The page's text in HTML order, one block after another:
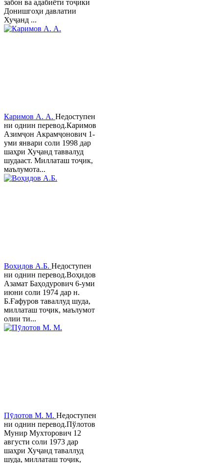
забон ва адабиёти тоҷики
Донишгоҳи давлатии
Хуҷанд ...
Каримов А. А. Недоступен
ни однин перевод.Каримов
Азимҷон Акрамҷонович 1-
уми январи соли 1998 дар
шаҳри Хуҷанд таввалуд
шудааст. Миллаташ тоҷик,
маълумота...
Воҳидов А.Б. Недоступен
ни однин перевод.Воҳидов
Азамат Баҳодурович 6-уми
июни соли 1974 дар н.
Б.Ғафуров таваллуд шуда,
миллаташ тоҷик, маълумот
олии ти...
Пӯлотов М. М. Недоступен
ни однин перевод.Пўлотов
Мунир Мухторович 12
августи соли 1973 дар
шаҳри Хуҷанд таваллуд
шуда, миллаташ тоҷик,